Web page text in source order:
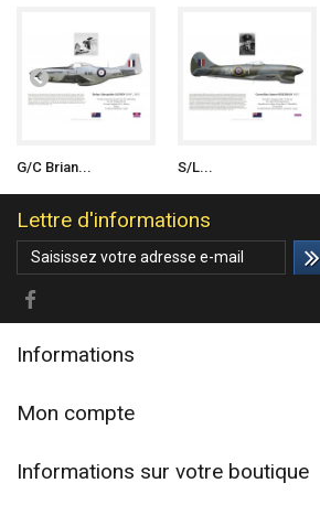
G/C Brian... S/L...
Lettre d'informations
Informations
Mon compte
Informations sur votre boutique